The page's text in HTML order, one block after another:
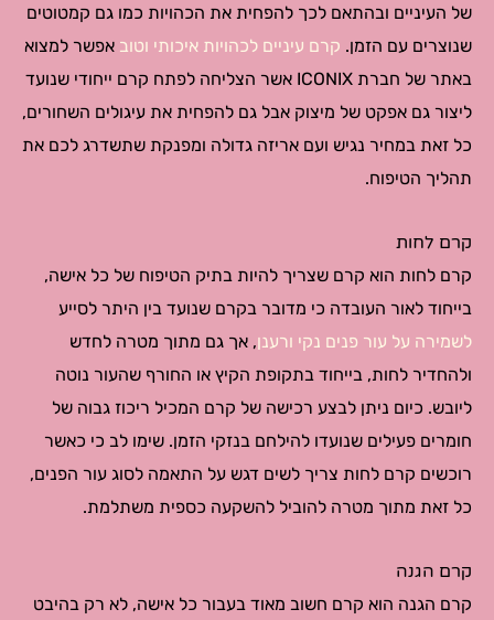
של העיניים ובהתאם לכך להפחית את הכהויות כמו גם קמטוטים
שנוצרים עם הזמן. קרם עיניים לכהויות איכותי וטוב אפשר למצוא
באתר של חברת ICONIX אשר הצליחה לפתח קרם ייחודי שנועד
ליצור גם אפקט של מיצוק אבל גם להפחית את עיגולים השחורים,
כל זאת במחיר נגיש ועם אריזה גדולה ומפנקת שתשדרג לכם את
תהליך הטיפוח.
קרם לחות
קרם לחות הוא קרם שצריך להיות בתיק הטיפוח של כל אישה,
בייחוד לאור העובדה כי מדובר בקרם שנועד בין היתר לסייע
לשמירה על עור פנים נקי ורענן, אך גם מתוך מטרה לחדש
ולהחדיר לחות, בייחוד בתקופת הקיץ או החורף שהעור נוטה
ליובש. כיום ניתן לבצע רכישה של קרם המכיל ריכוז גבוה של
חומרים פעילים שנועדו להילחם בנזקי הזמן. שימו לב כי כאשר
רוכשים קרם לחות צריך לשים דגש על התאמה לסוג עור הפנים,
כל זאת מתוך מטרה להוביל להשקעה כספית משתלמת.
קרם הגנה
קרם הגנה הוא קרם חשוב מאוד בעבור כל אישה, לא רק בהיבט